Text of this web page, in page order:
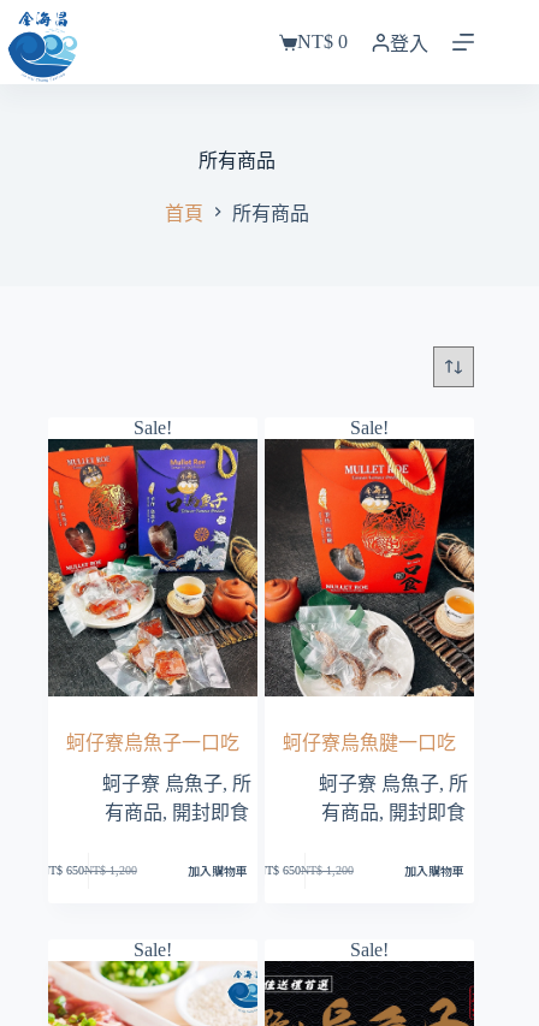
至
主
購
NT$ 0 登入
所有商品
首頁 所有商品
Sale!
蚵仔寮烏魚子一口吃
蚵子寮 烏魚子, 所
有商品, 開封即食
NT$1,200
原
NT$ 1,200。
NT$650
目
NT$ 650。
加入購物車
Sale!
蚵仔寮烏魚腱一口吃
蚵子寮 烏魚子, 所
有商品, 開封即食
NT$1,200
原
NT$ 1,200。
NT$650
目
NT$ 650。
加入購物車
Sale! Sale!